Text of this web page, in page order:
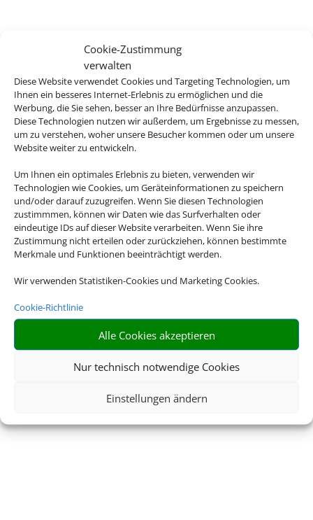
Cookie-Zustimmung
verwalten
Diese Website verwendet Cookies und Targeting Technologien, um
Ihnen ein besseres Internet-Erlebnis zu ermöglichen und die
Werbung, die Sie sehen, besser an Ihre Bedürfnisse anzupassen.
Diese Technologien nutzen wir außerdem, um Ergebnisse zu messen,
um zu verstehen, woher unsere Besucher kommen oder um unsere
Website weiter zu entwickeln.
Um Ihnen ein optimales Erlebnis zu bieten, verwenden wir
Technologien wie Cookies, um Geräteinformationen zu speichern
und/oder darauf zuzugreifen. Wenn Sie diesen Technologien
zustimmmen, können wir Daten wie das Surfverhalten oder
eindeutige IDs auf dieser Website verarbeiten. Wenn Sie ihre
Zustimmung nicht erteilen oder zurückziehen, können bestimmte
Merkmale und Funktionen beeinträchtigt werden.
Wir verwenden Statistiken-Cookies und Marketing Cookies.
Cookie-Richtlinie
Alle Cookies akzeptieren
Nur technisch notwendige Cookies
Einstellungen ändern